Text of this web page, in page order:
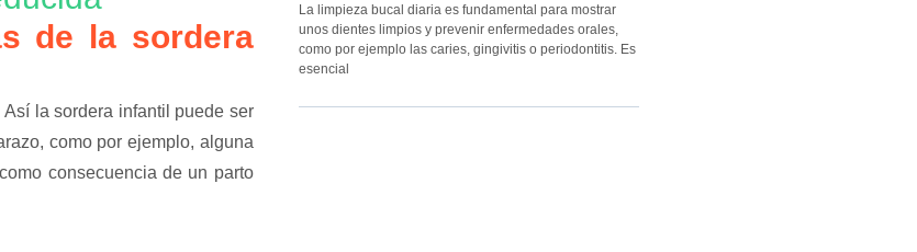
de la sordera
la sordera infantil puede ser
como por ejemplo, alguna
consecuencia de un parto
La limpieza bucal diaria es fundamental para mostrar
unos dientes limpios y prevenir enfermedades orales,
como por ejemplo las caries, gingivitis o periodontitis. Es
esencial